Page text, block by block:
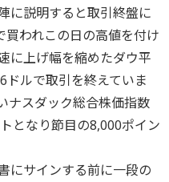
に説明すると取引終盤に
われこの日の高値を付け
に上げ幅を縮めたダウ平
ルで取引を終えていま
ナスダック総合株価指数
となり節目の8,000ポイン
にサインする前に一段の